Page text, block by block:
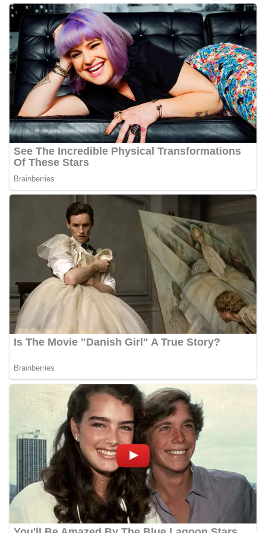
poin utama yang disampaikan dalam kegiatan
sambang ini adalah imbauan kepada warga untuk
memasang bendera Merah Putih secara penuh,
bukan setengah tiang, sebagai bentuk
penghormatan dan rasa cinta tanah air
menjelang perayaan HUT Kemerdekaan RI.
Petugas mengingatkan bahwa pemasangan
bendera dengan benar merupakan salah satu
wujud nyata partisipasi masyarakat dalam
memperingati hari bersejarah bangsa
Indonesia.‎‎”Kami mengimbau kepada seluruh
warga agar mulai mempersiapkan dan memasang
bendera Merah Putih di depan rumah masing-
masing secara penuh. Ini adalah bentuk
perjuangan para pahlawan yang telah merebut
kemerdekaan,” ujar Aiptu Muliyadi Suraukur saat
berdialog dengan warga.‎‎Ia juga menambahkan
agar warga memperhatikan kondisi bendera yang
akan dikibarkan, memastikan bendera dalam
keadaan bersih, tidak sobek, dan layak untuk
dikibarkan sebagai simbol kehormatan
negara.‎‎‎Selain menyampaikan imbauan terkait
bendera, kegiatan sambang DDS ini juga
dimanfaatkan sebagai sarana deteksi dini (early
warning) guna mengantisipasi potensi gangguan
keamanan dan ketertiban masyarakat
(Kamtibmas) di lingkungan tempat tinggal warga.
Melalui interaksi langsung tersebut,
Bhabinkamtibmas dapat menghimpun informasi
maupun hal-hal yang dapat mengganggu
kondusivitas wilayah, khususnya menjelang
perayaan HUT Kemerdekaan RI yang biasanya
diwarnai dengan berbagai kegiatan dan
keramaian warga.‎‎Dengan adanya deteksi dini ini,
diharapkan potensi gangguan keamanan dapat
diantisipasi sejak awal sehingga situasi di
Kelurahan Sunggal tetap terjaga aman, tertib,
dan kondusif hingga puncak perayaan HUT
Kemerdekaan RI berlangsung.‎‎Wujud Kedekatan
Polri dengan Masyarakat‎Kegiatan sambang Door
to Door System ini merupakan salah satu bentuk
implementasi program Polri Presisi yang
mengedepankan kehadiran dan kedekatan